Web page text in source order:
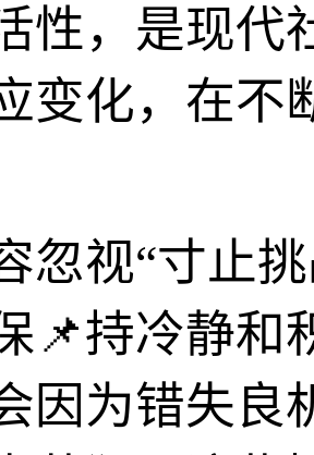
性，是现代
变化，在不
忽视“寸止
📌持冷静和
因为错失良